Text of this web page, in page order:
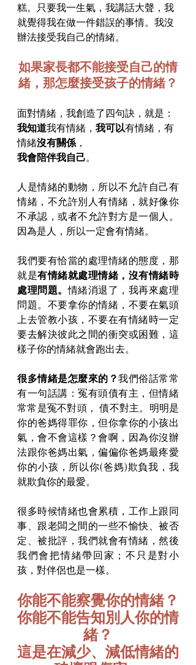
糕。只要我一生氣，我講話大聲，我
就覺得我在做一件錯誤的事情。我沒
辦法接受我自己的情緒。
如果家長都不能接受自己的情
緒，那怎麼接受孩子的情緒？
面對情緒，我創造了四句訣，就是：
我知道我有情緒， 我可以有情緒，有
情緒沒有關係 ，
我會陪伴我自己。
人是情緒的動物，所以不允許自己有
情緒，不允許別人有情緒，就好像你
不承認，或者不允許對方是一個人。
因為是人，所以一定會有情緒。
我們要有恰當的處理情緒的態度，那
就是有情緒就處理情緒，沒有情緒時
處理問題。情緒消退了，我再來處理
問題。不要拿你的情緒，不要在氣頭
上去管教小孩，不要在有情緒時一定
要去解決彼此之間的衝突或困難，這
樣子你的情緒就會跑出去。
很多情緒是怎麼來的？我們俗話常常
有一句話講：冤有頭債有主，但情緒
常常是冤不對頭， 債不對主。明明是
你的爸媽得罪你，但你拿你的小孩出
氣，會不會這樣？會啊，因為你沒辦
法跟你爸媽出氣，偏偏你爸媽最疼愛
你的小孩，所以你(爸媽)欺負我，我
就欺負你的最愛。
很多時候情緒也會累積，工作上跟同
事、跟老闆之間的一些不愉快、被否
定、被批評，我們就會有情緒，然後
我們會把情緒帶回家；不只是對小
孩，對伴侶也是一樣。
你能不能察覺你的情緒？
你能不能告知別人你的情
緒？
這是在減少、減低情緒的